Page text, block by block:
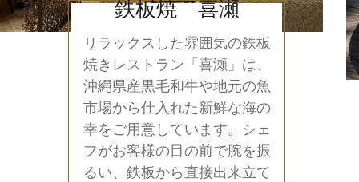
鉄板焼 喜瀬
リラックスした雰囲気の鉄板
焼きレストラン「喜瀬」は、
沖縄県産黒毛和牛や地元の魚
市場から仕入れた新鮮な海の
幸をご用意しています。シェ
フがお客様の目の前で腕を振
るい、鉄板から直接出来立て